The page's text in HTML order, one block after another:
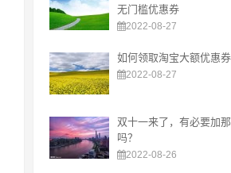
无门槛优惠券
2022-08-27
如何领取淘宝大额优惠券
2022-08-27
双十一来了，有必要加
吗？
2022-08-26